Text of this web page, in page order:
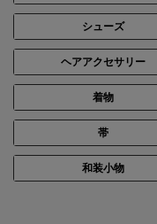
シューズ
ヘアアクセサリー
着物
帯
和装小物